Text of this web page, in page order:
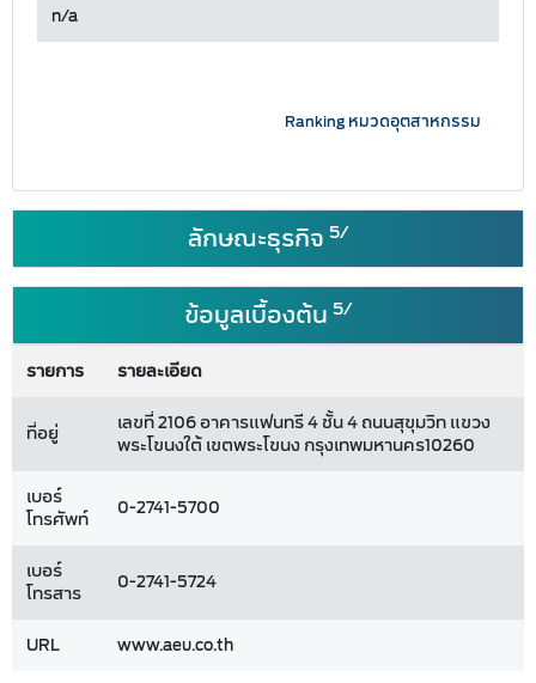
n/a
Ranking หมวดอุตสาหกรรม
ลักษณะธุรกิจ 5/
ข้อมูลเบื้องต้น 5/
รายการ รายละเอียด
ที่อยู่
เลขที่ 2106 อาคารแฟนทรี 4 ชั้น 4 ถนนสุขุมวิท แขวง
พระโขนงใต้ เขตพระโขนง กรุงเทพมหานคร10260
เบอร์
โทรศัพท์
0-2741-5700
เบอร์
โทรสาร
0-2741-5724
URL www.aeu.co.th